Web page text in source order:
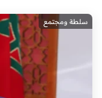
سلطة ومجتمع